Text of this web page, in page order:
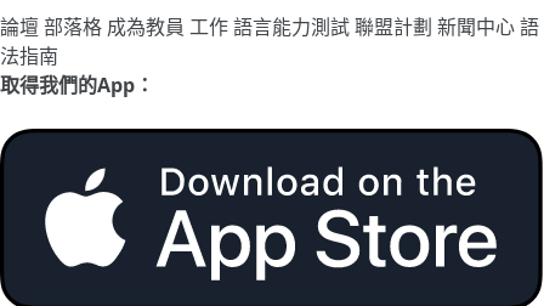
論壇部落格 成為教員 工作語言能力測試聯盟計劃 新聞中心語
法指南
取得我們的App：